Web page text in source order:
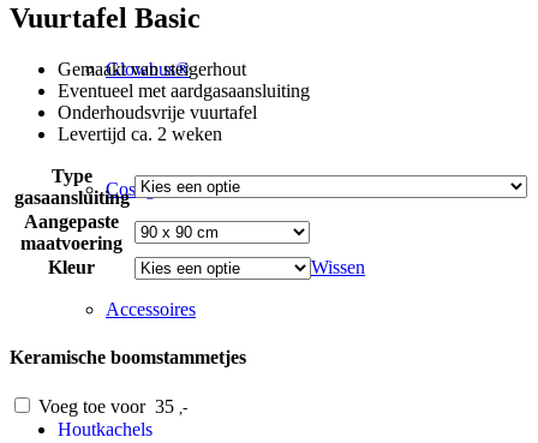
Glowbus®
Cosi gaslantaarns
Accessoires
Houtkachels
Vuurtafel Basic
Gemaakt van steigerhout
Eventueel met aardgasaansluiting
Onderhoudsvrije vuurtafel
Levertijd ca. 2 weken
Type
gasaansluiting
Aangepaste
maatvoering
Kleur
Wissen
Keramische boomstammetjes
Voeg toe voor 35 ,-